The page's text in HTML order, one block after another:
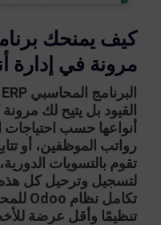
مرونة في إدارة
القيود بل يتيح لك
أنواعها حسب احتياجات
رواتب الموظفين، أو
لتسجيل وترحيل كل
تكامل نظام Odoo للمحاسبة
تنظيمًا وأقل عرضة